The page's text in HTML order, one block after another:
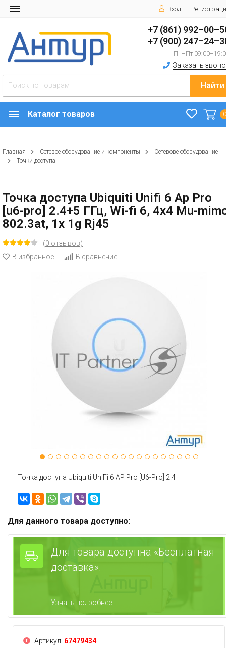
Вход
+7 (861)
+7 (900)
Пн–Пт
Заказать
Найти
Каталог товаров
Главная Сетевое оборудование и компоненты
Сетевове оборудование
Точки доступа
Точка доступа Ubiquiti Unifi 6 Ap Pro
[u6-pro] 2.4+5 ГГц, Wi-fi 6, 4х4 Mu-
802.3at, 1х 1g Rj45
(0 отзывов)
В избранное
В сравнение
Точка доступа Ubiquiti UniFi 6 AP Pro [U6-Pro] 2.4
Для данного товара доступно:
Для товара доступна «Бесплатная
доставка».
Узнать подробнее.
Артикул: 67479434